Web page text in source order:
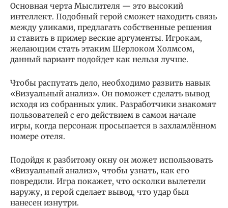
Основная черта Мыслителя — это высокий
интеллект. Подобный герой сможет находить связь
между уликами, предлагать собственные решения
и ставить в пример веские аргументы. Игрокам,
желающим стать этаким Шерлоком Холмсом,
данный вариант подойдет как нельзя лучше.
Чтобы распутать дело, необходимо развить навык
«Визуальный анализ». Он поможет сделать вывод
исходя из собранных улик. Разработчики знакомят
пользователей с его действием в самом начале
игры, когда персонаж просыпается в захламлённом
номере отеля.
Подойдя к разбитому окну он может использовать
«Визуальный анализ», чтобы узнать, как его
повредили. Игра покажет, что осколки вылетели
наружу, и герой сделает вывод, что удар был
нанесен изнутри.